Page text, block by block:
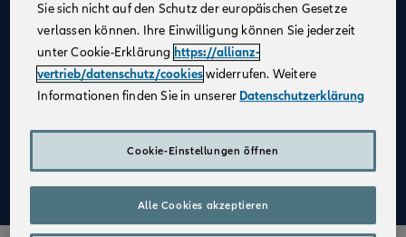
Deine Vorteile
im Vertrieb der Allianz
Attraktive Festbezüge in Voll- und Teilzeit
Einen erfolgreichen Start in Deinen neuen Job und
eine praxisnahe Ausbildung mit der Sicherheit von
vollen Bezügen
Sie sich nicht auf den Schutz der europäischen Gesetze
verlassen können. Ihre Einwilligung können Sie jederzeit
unter Cookie-Erklärung https://allianz-
vertrieb/datenschutz/cookieswiderrufen. Weitere
Informationen finden Sie in unserer Datenschutzerklärung
Cookie-Einstellungen öffnen
Alle Cookies akzeptieren